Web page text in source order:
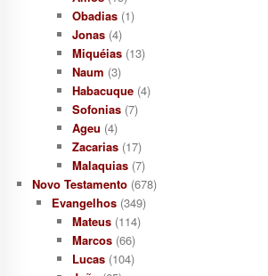
Obadias(1)
Jonas(4)
Miquéias(13)
Naum (3)
Habacuque(4)
Sofonias(7)
Ageu (4)
Zacarias(17)
Malaquias(7)
Novo Testamento(678)
Evangelhos (349)
Mateus(114)
Marcos(66)
Lucas(104)